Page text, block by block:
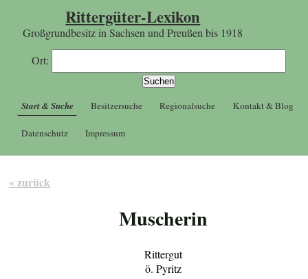
Rittergüter-Lexikon
Großgrundbesitz in Sachsen und Preußen bis 1918
Ort:
Start & Suche Besitzersuche Regionalsuche Kontakt & Blog
Datenschutz Impressum
« zurück
Muscherin
Rittergut
ö. Pyritz